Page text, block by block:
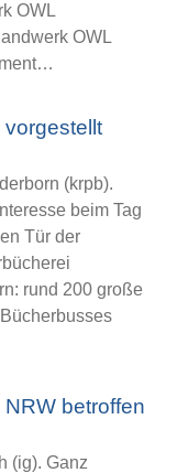
OWL
OWL
(krpb).
beim Tag
Tür der
rund 200 große
betroffen
(ig). Ganz